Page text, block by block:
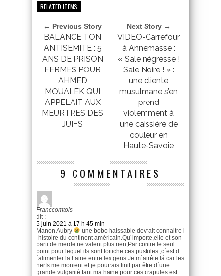
RELATED ITEMS
← Previous Story
BALANCE TON
ANTISEMITE : 5
ANS DE PRISON
FERMES POUR
AHMED
MOUALEK QUI
APPELAIT AUX
MEURTRES DES
JUIFS
Next Story →
VIDEO-Carrefour
à Annemasse :
« Sale négresse !
Sale Noire ! » :
une cliente
musulmane s’en
prend
violemment à
une caissière de
couleur en
Haute-Savoie
9 COMMENTAIRES
Franccomtois
dit :
5 juin 2021 à 17 h 45 min
Manon Aubry
une bobo haissable devrait connaitre l
´histoire du continent américain.Qu´importe,elle et son
parti de merde ne valent plus rien,Par contre le seul
point pour lequel ils sont fortiche ces pustules ,c´est d
´alimenter la haine entre les gens.Je m´arrête lá car les
nerfs me montent et je pourrais finit par être d´une
grande vulgarité tant ma haine pour ces crapules est